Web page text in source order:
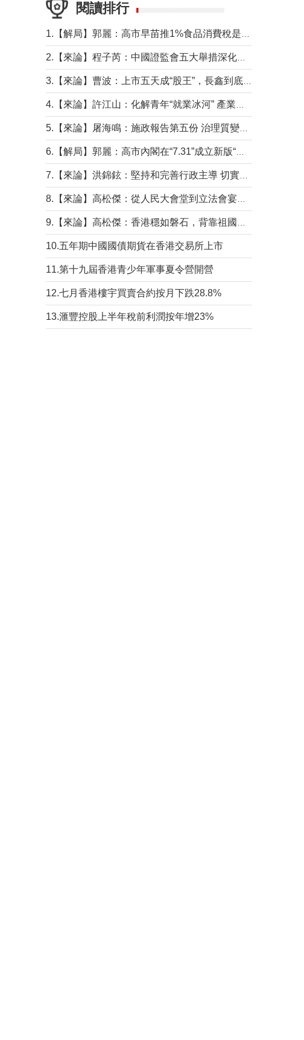
閱讀排行
10.五年期中國國債期貨在香港交易所上市
11.第十九屆香港青少年軍事夏令營開營
12.七月香港樓宇買賣合約按月下跌28.8%
13.滙豐控股上半年稅前利潤按年增23%